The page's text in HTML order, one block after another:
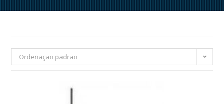
Ordenação padrão